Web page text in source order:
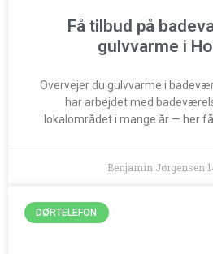
Få tilbud på
gulvvarme i
Overvejer du gulvvarme i
har arbejdet med
lokalområdet i mange år — her
Benjamin Jørgensen
DØRTELEFON